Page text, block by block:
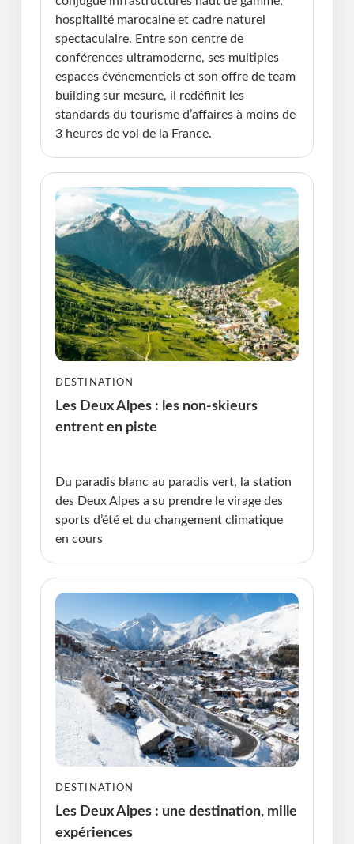
hospitalité marocaine et cadre naturel
spectaculaire. Entre son centre de
conférences ultramoderne, ses multiples
espaces événementiels et son offre de team
building sur mesure, il redéfinit les
standards du tourisme d’affaires à moins de
3 heures de vol de la France.
DESTINATION
Les Deux Alpes : les non-skieurs
entrent en piste
Du paradis blanc au paradis vert, la station
des Deux Alpes a su prendre le virage des
sports d’été et du changement climatique
en cours
DESTINATION
Les Deux Alpes : une destination, mille
expériences